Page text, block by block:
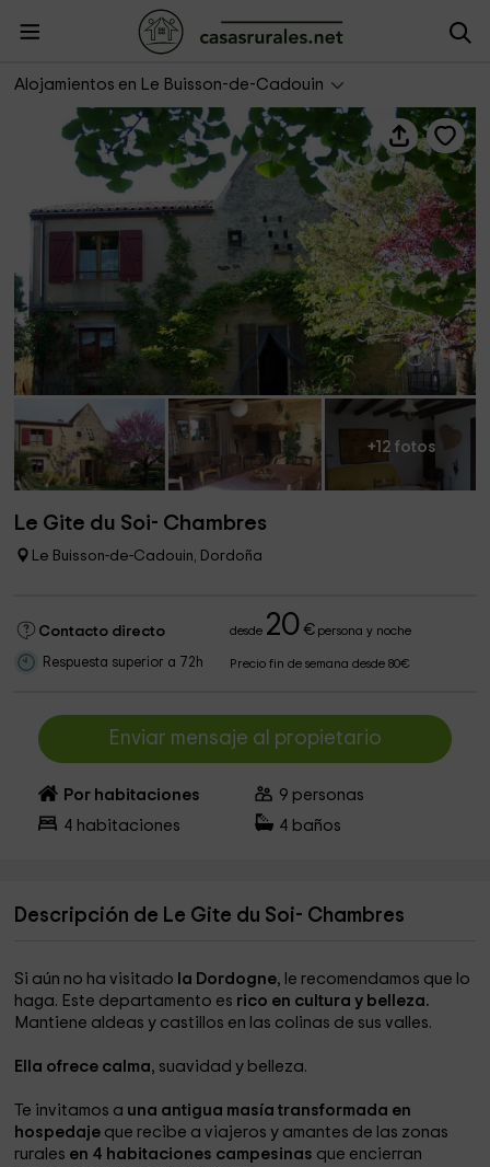
Alojamientos en Le Buisson-de-Cadouin
Le Gite du Soi- Chambres
+12 fotos
Le Gite du Soi- Chambres
Le Buisson-de-Cadouin, Dordoña
Contacto directo desde 20 €persona y noche
Respuesta superior a 72h Precio fin de semana desde 80€
Enviar mensaje al propietario
Por habitaciones 9 personas
4 habitaciones 4 baños
Descripción de Le Gite du Soi- Chambres
Si aún no ha visitado la Dordogne, le recomendamos que lo
haga. Este departamento es rico en cultura y belleza.
Mantiene aldeas y castillos en las colinas de sus valles.
Ella ofrece calma, suavidad y belleza.
Te invitamos a una antigua masía transformada en
hospedaje que recibe a viajeros y amantes de las zonas
rurales en 4 habitaciones campesinas que encierran